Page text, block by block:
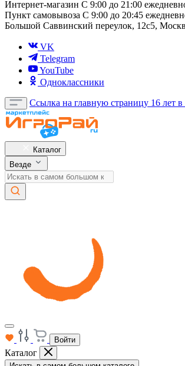
Интернет-магазин С 9:00 до 21:00
Пункт самовывоза С 9:00 до 20:45
Большой Саввинский переулок, 12с5,
VK
Telegram
YouTube
Одноклассники
Ссылка на главную страницу 16 лет в
Каталог
Везде
Войти
Каталог